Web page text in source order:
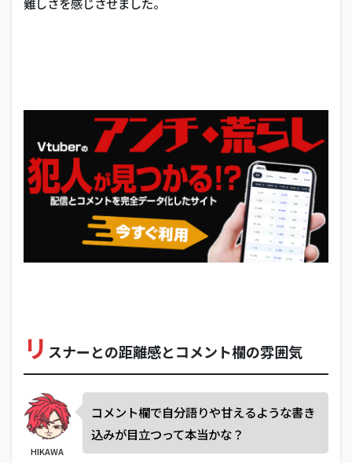
リ スナーとの距離感とコメント欄の雰囲気
HIKAWA
コメント欄で自分語りや甘えるような書き
込みが目立つって本当かな？